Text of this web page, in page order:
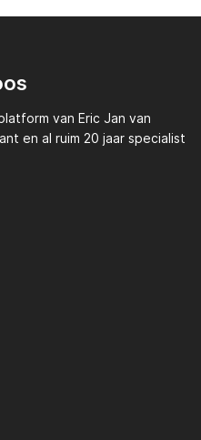
van Eric Jan van
en al ruim 20 jaar specialist